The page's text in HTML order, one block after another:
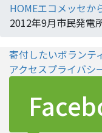
HOMEエコメッセか
2012年9月市民発電
寄付したいボランテ
アクセスプライバシ